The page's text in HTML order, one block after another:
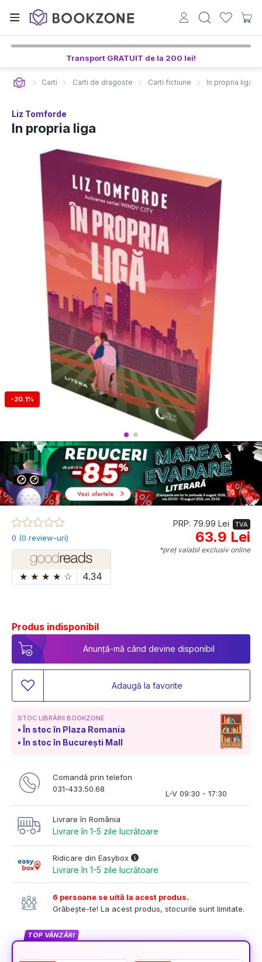
Transport GRATUIT de la 200 lei!
Carti Carti de dragoste Carti fictiune In propria liga
Liz Tomforde
In propria liga
-20.1%
0 (0 review-uri)
★ ★ ★ ★ ☆ 4.34
PRP: 79.99 Lei TVA
63.9 Lei
*preț valabil exclusiv online
Produs indisponibil
Anunță-mă când devine disponibil
Adaugă la favorite
STOC LIBRĂRII BOOKZONE
În stoc în Plaza Romania
În stoc în București Mall
Comandă prin telefon
031-433.50.68
L-V 09:30 - 17:30
Livrare în România
Livrare în 1-5 zile lucrătoare
Ridicare din Easybox
Livrare în 1-5 zile lucrătoare
6 persoane se uită la acest produs.
Grăbește-te! La acest produs, stocurile sunt limitate.
TOP VÂNZĂRI